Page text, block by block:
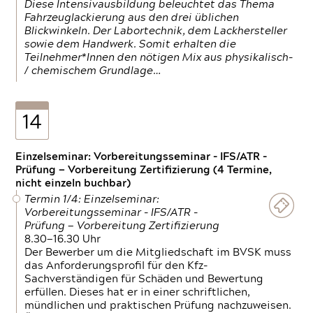
Diese Intensivausbildung beleuchtet das Thema
Fahrzeuglackierung aus den drei üblichen
Blickwinkeln. Der Labortechnik, dem Lackhersteller
sowie dem Handwerk. Somit erhalten die
Teilnehmer*Innen den nötigen Mix aus physikalisch-
/ chemischem Grundlage…
14
Einzelseminar: Vorbereitungsseminar - IFS/ATR -
Prüfung — Vorbereitung Zertifizierung (4 Termine,
nicht einzeln buchbar)
Termin 1/4: Einzelseminar:
Vorbereitungsseminar - IFS/ATR -
Prüfung — Vorbereitung Zertifizierung
8.30—16.30 Uhr
Der Bewerber um die Mitgliedschaft im BVSK muss
das Anforderungsprofil für den Kfz-
Sachverständigen für Schäden und Bewertung
erfüllen. Dieses hat er in einer schriftlichen,
mündlichen und praktischen Prüfung nachzuweisen.